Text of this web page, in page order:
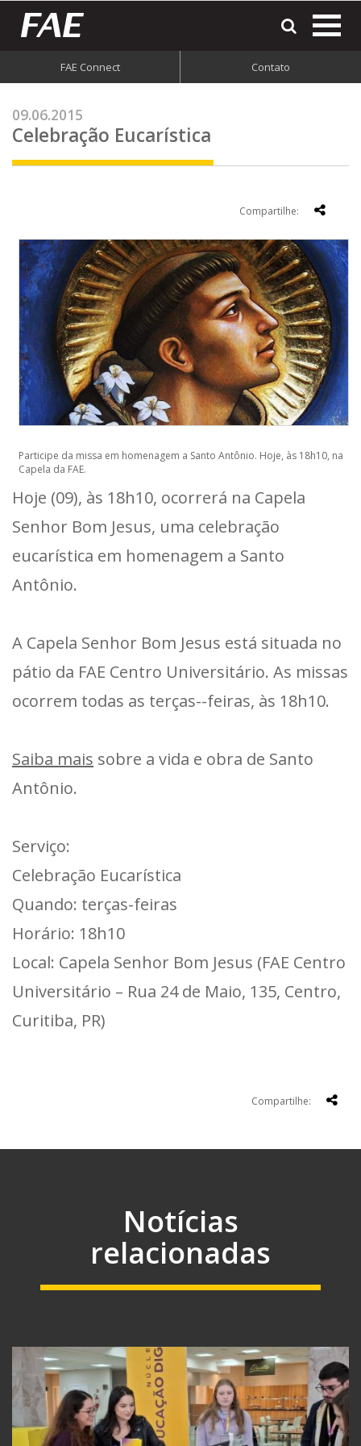
FAE Connect Contato
09.06.2015
Celebração Eucarística
Compartilhe:
Participe da missa em homenagem a Santo Antônio. Hoje, às 18h10, na
Capela da FAE.
Hoje (09), às 18h10, ocorrerá na Capela
Senhor Bom Jesus, uma celebração
eucarística em homenagem a Santo
Antônio.
A Capela Senhor Bom Jesus está situada no
pátio da FAE Centro Universitário. As missas
ocorrem todas as terças--feiras, às 18h10.
Saiba mais sobre a vida e obra de Santo
Antônio.
Serviço:
Celebração Eucarística
Quando: terças-feiras
Horário: 18h10
Local: Capela Senhor Bom Jesus (FAE Centro
Universitário – Rua 24 de Maio, 135, Centro,
Curitiba, PR)
Compartilhe:
Notícias
relacionadas